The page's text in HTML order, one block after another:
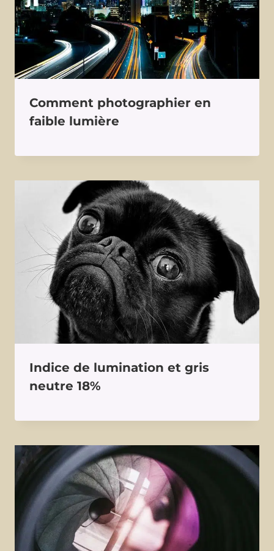
Comment photographier en
faible lumière
Indice de lumination et gris
neutre 18%